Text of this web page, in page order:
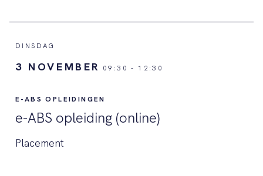
DINSDAG
3 NOVEMBER 09:30 - 12:30
E-ABS OPLEIDINGEN
e-ABS opleiding (online)
Placement